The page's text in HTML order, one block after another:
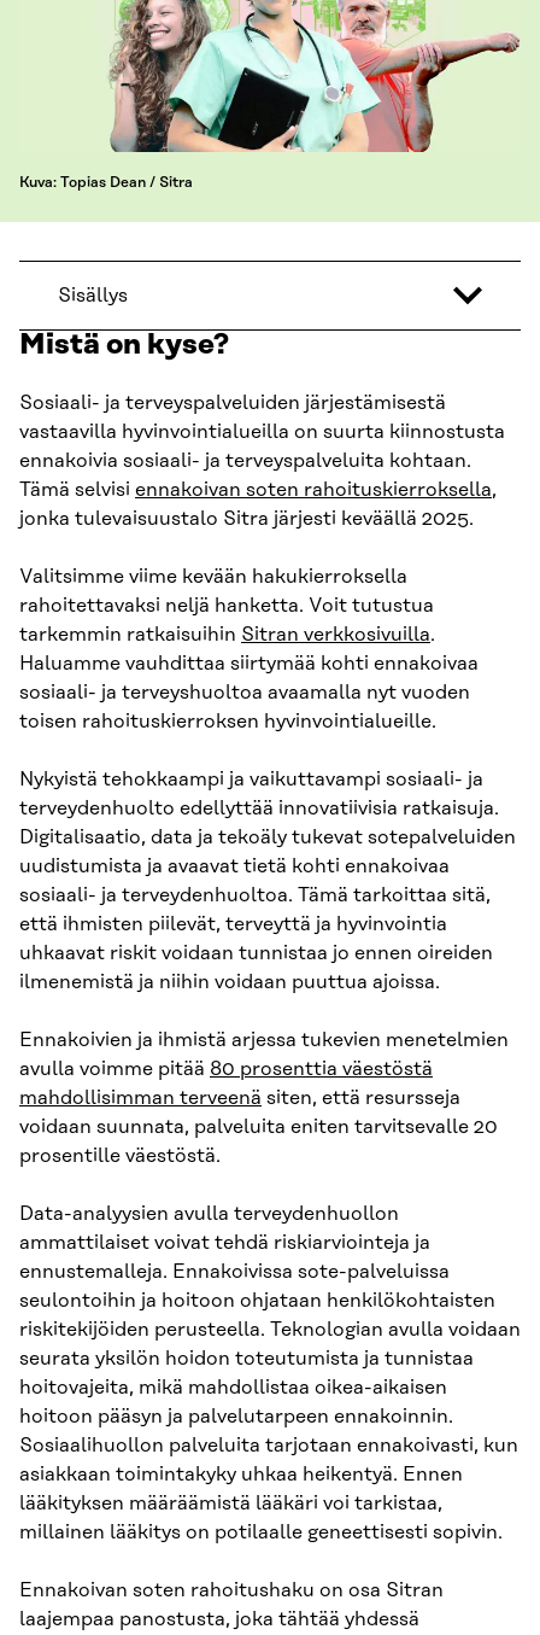
Kuva: Topias Dean / Sitra
Sisällys
Mistä on kyse?
Sosiaali- ja terveyspalveluiden järjestämisestä
vastaavilla hyvinvointialueilla on suurta kiinnostusta
ennakoivia sosiaali- ja terveyspalveluita kohtaan.
Tämä selvisi ennakoivan soten rahoituskierroksella,
jonka tulevaisuustalo Sitra järjesti keväällä 2025.
Valitsimme viime kevään hakukierroksella
rahoitettavaksi neljä hanketta. Voit tutustua
tarkemmin ratkaisuihin Sitran verkkosivuilla.
Haluamme vauhdittaa siirtymää kohti ennakoivaa
sosiaali- ja terveyshuoltoa avaamalla nyt vuoden
toisen rahoituskierroksen hyvinvointialueille.
Nykyistä tehokkaampi ja vaikuttavampi sosiaali- ja
terveydenhuolto edellyttää innovatiivisia ratkaisuja.
Digitalisaatio, data ja tekoäly tukevat sotepalveluiden
uudistumista ja avaavat tietä kohti ennakoivaa
sosiaali- ja terveydenhuoltoa. Tämä tarkoittaa sitä,
että ihmisten piilevät, terveyttä ja hyvinvointia
uhkaavat riskit voidaan tunnistaa jo ennen oireiden
ilmenemistä ja niihin voidaan puuttua ajoissa.
Ennakoivien ja ihmistä arjessa tukevien menetelmien
avulla voimme pitää 80 prosenttia väestöstä
mahdollisimman terveenä siten, että resursseja
voidaan suunnata, palveluita eniten tarvitsevalle 20
prosentille väestöstä.
Data-analyysien avulla terveydenhuollon
ammattilaiset voivat tehdä riskiarviointeja ja
ennustemalleja. Ennakoivissa sote-palveluissa
seulontoihin ja hoitoon ohjataan henkilökohtaisten
riskitekijöiden perusteella. Teknologian avulla voidaan
seurata yksilön hoidon toteutumista ja tunnistaa
hoitovajeita, mikä mahdollistaa oikea-aikaisen
hoitoon pääsyn ja palvelutarpeen ennakoinnin.
Sosiaalihuollon palveluita tarjotaan ennakoivasti, kun
asiakkaan toimintakyky uhkaa heikentyä. Ennen
lääkityksen määräämistä lääkäri voi tarkistaa,
millainen lääkitys on potilaalle geneettisesti sopivin.
Ennakoivan soten rahoitushaku on osa Sitran
laajempaa panostusta, joka tähtää yhdessä